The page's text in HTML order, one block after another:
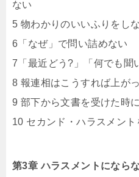
ない
5 物わかりのいいふりをし
6「なぜ」で問い詰めない
7「最近どう?」「何でも聞
8 報連相はこうすれば上が
9 部下から文書を受けた時
10 セカンド・ハラスメン
第3章 ハラスメントになら